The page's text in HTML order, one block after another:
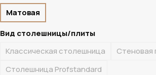
Матовая
Вид столешницы/плиты
Классическая столешница
Стеновая
Столешница Profstandard